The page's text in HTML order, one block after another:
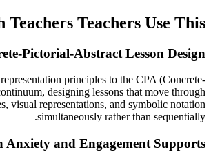
Teachers Teachers Use This
Pictorial-Abstract Lesson Design
principles to the CPA (Concrete-
designing lessons that move through
visual representations, and symbolic notation
simultaneously rather than sequentially.
Anxiety and Engagement Supports